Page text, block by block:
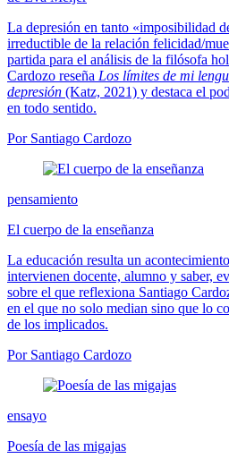
La depresión en tanto «imposibilidad
irreductible de la relación felicidad/
partida para el análisis de la filósofa
Cardozo reseña Los límites de mi
depresión (Katz, 2021) y destaca el
en todo sentido.
Por Santiago Cardozo
pensamiento
El cuerpo de la enseñanza
La educación resulta un
intervienen docente, alumno y saber,
sobre el que reflexiona Santiago
en el que no solo median sino que lo
de los implicados.
Por Santiago Cardozo
ensayo
Poesía de las migajas